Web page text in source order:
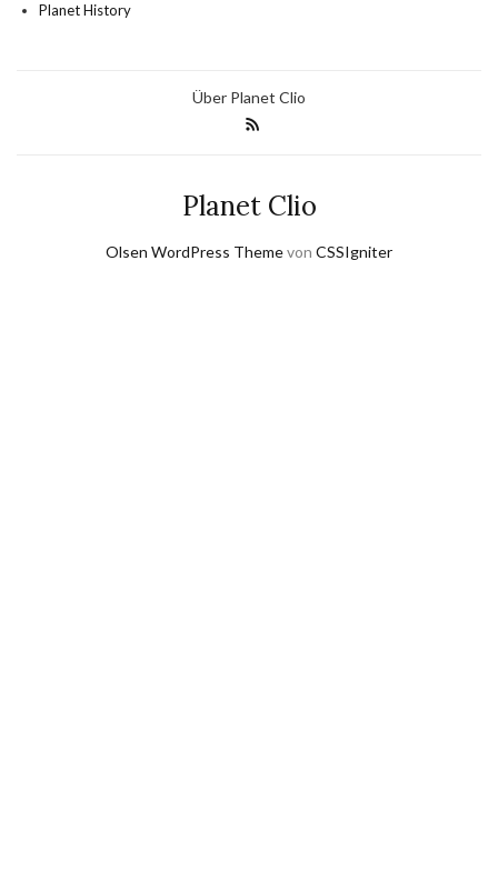
Planet History
Über Planet Clio
Planet Clio
Olsen WordPress Themevon CSSIgniter